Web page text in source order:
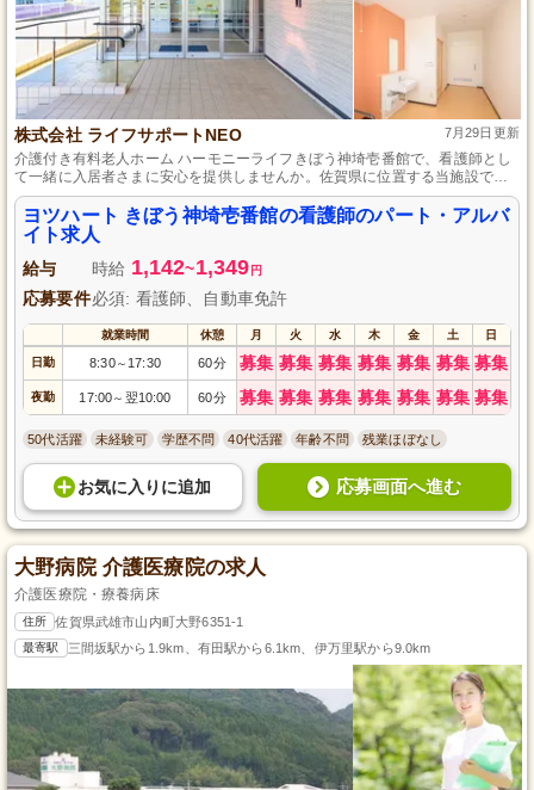
株式会社 ライフサポートNEO 7月29日更新
介護付き有料老人ホーム ハーモニーライフきぼう神埼壱番館で、看護師とし
て一緒に入居者さまに安心を提供しませんか。佐賀県に位置する当施設で
は、看護師の資格と自動車免許があれば、未経験からでも挑戦できる環境を
整えています。勤務日数の相談可能性や時間外勤務なし、キャリアアップ支
援など、あなたの成長と生活スタイルを考えた働き方ができる場所です。
ヨツハート きぼう神埼壱番館の看護師のパート・アルバ
イト求人
給与 時給 1,142~1,349 円
応募要件必須: 看護師、自動車免許
就業時間 休憩 月 火 水 木 金 土 日
日勤 8:30～ 17:30 60分 募集 募集 募集 募集 募集 募集 募集
夜勤 17:00～ 翌10:00 60分 募集 募集 募集 募集 募集 募集 募集
50代活躍 未経験可 学歴不問 40代活躍 年齢不問 残業ほぼなし
お気に入り に追加 応募画面へ進む
大野病院 介護医療院の求人
介護医療院・療養病床
住所 佐賀県武雄市山内町大野6351-1
最寄駅 三間坂駅から1.9km、有田駅から6.1km、伊万里駅から9.0km